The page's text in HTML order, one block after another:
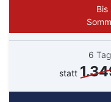
Abreiseort
Ab Münster/
Ab Stuttgart
Bis
6
statt